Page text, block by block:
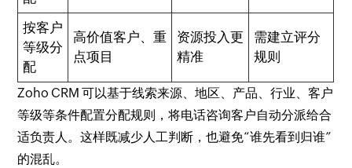
按客户
等级分
配
高价值客户、重
点项目
资源投入更
精准
需建立评分
规则
Zoho CRM 可以基于线索来源、地区、产品、行业、客户
等级等条件配置分配规则，将电话咨询客户自动分派给合
适负责人。这样既减少人工判断，也避免“谁先看到归谁”
的混乱。